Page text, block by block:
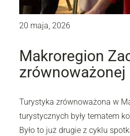
20 maja, 2026
Makroregion
zrównoważonej
Turystyka zrównoważona w
turystycznych były tematem
Było to już drugie z cyklu